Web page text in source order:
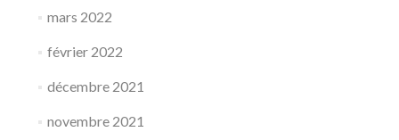
mars 2022
février 2022
décembre 2021
novembre 2021